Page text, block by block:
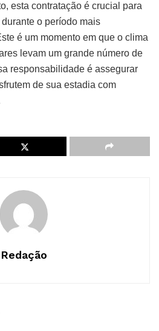
esta contratação é crucial para
o período mais
é um momento em que o clima
levam um grande número de
responsabilidade é assegurar
de sua estadia com
Redação